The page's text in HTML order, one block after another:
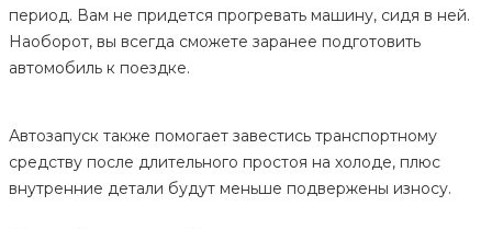
период. Вам не придется прогревать машину, сидя в ней.
Наоборот, вы всегда сможете заранее подготовить
автомобиль к поездке.
Автозапуск также помогает завестись транспортному
средству после длительного простоя на холоде, плюс
внутренние детали будут меньше подвержены износу.